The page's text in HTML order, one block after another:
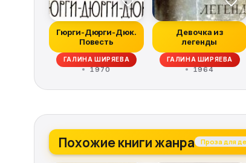
Гюрги-Дюрги-Дюк.
Повесть
ГАЛИНА ШИРЯЕВА
1970
Девочка из
легенды
ГАЛИНА ШИРЯЕВА
1964
Похожие книги жанра Проза для